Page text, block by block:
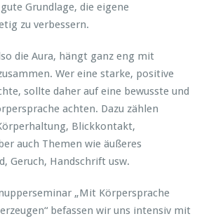
Grundlage, die eigene
zu verbessern.
die Aura, hängt ganz eng mit
Wer eine starke, positive
sollte daher auf eine bewusste und
achten. Dazu zählen
Blickkontakt,
auch Themen wie äußeres
Geruch, Handschrift usw.
„Mit Körpersprache
befassen wir uns intensiv mit